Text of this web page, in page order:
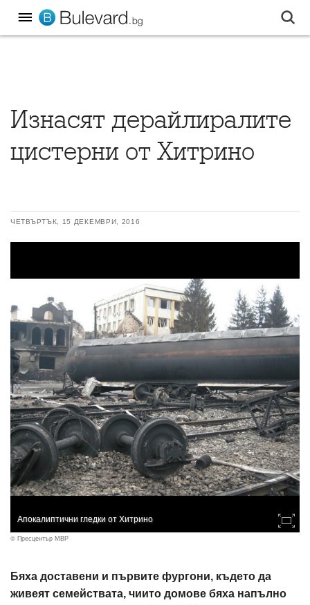
Изнасят дерайлиралите
цистерни от Хитрино
ЧЕТВЪРТЪК, 15 ДЕКЕМВРИ, 2016
Апокалиптични гледки от Хитрино
© Пресцентър МВР
Бяха доставени и първите фургони, където да
живеят семействата, чиито домове бяха напълно